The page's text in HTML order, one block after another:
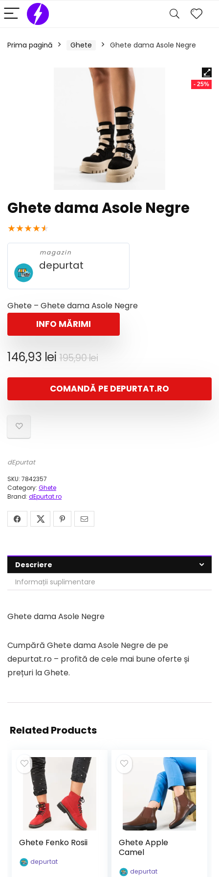
Prima pagină Ghete Ghete dama Asole Negre
- 25%
Ghete dama Asole Negre
★★★★★
magazin
depurtat
Ghete – Ghete dama Asole Negre
INFO MĂRIMI
195,90leiPrețul
a
fost:
146,93 lei
Prețul
este:
146,93 lei.
COMANDĂ PE DEPURTAT.RO
dEpurtat
SKU: 7842357
Category: Ghete
Brand: dEpurtat.ro
Descriere
Informații suplimentare
Ghete dama Asole Negre
Cumpără Ghete dama Asole Negre de pe
depurtat.ro – profită de cele mai bune oferte și
prețuri la Ghete.
Related Products
Ghete Fenko Rosii
depurtat
Ghete Apple
Camel
depurtat